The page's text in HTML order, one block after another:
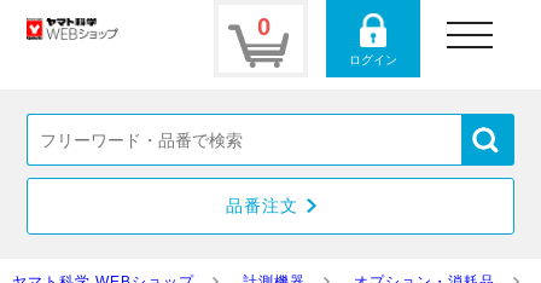
0
ログイン
toggle
navigation
品番注文